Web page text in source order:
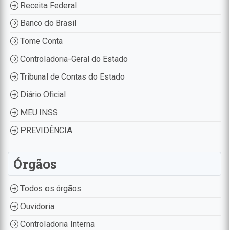
Receita Federal
Banco do Brasil
Tome Conta
Controladoria-Geral do Estado
Tribunal de Contas do Estado
Diário Oficial
MEU INSS
PREVIDÊNCIA
Órgãos
Todos os órgãos
Ouvidoria
Controladoria Interna